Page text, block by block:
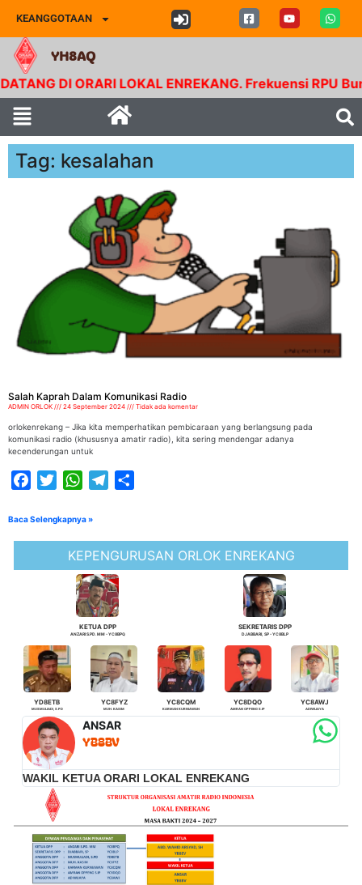
KEANGGOTAAN
YH8AQ
DI ORARI LOKAL ENREKANG. Frekuensi RPU
Tag: kesalahan
Salah Kaprah Dalam Komunikasi Radio
ADMIN ORLOK 24 September 2024 Tidak ada komentar
orlokenrekang – Jika kita memperhatikan pembicaraan yang berlangsung pada
komunikasi radio (khususnya amatir radio), kita sering mendengar adanya
kecenderungan untuk
FacebookTwitterWhatsAppTelegram
Baca Selengkapnya »
KEPENGURUSAN ORLOK ENREKANG
KETUA DPP
ANZARI S.PD. MM - YC8BPQ
SEKRETARIS DPP
DJABBARI, SP - YC8BLP
YD8ETB
MUSMULIADI, S.PD
YC8FYZ
MUH. KASIM
YC8CQM
KARMAN KURNIAWAN
YC8DQO
AMRAN OPPENG S.IP
YC8AWJ
ADIWIJAYA
ANSAR
YB8BV
WAKIL KETUA ORARI LOKAL ENREKANG